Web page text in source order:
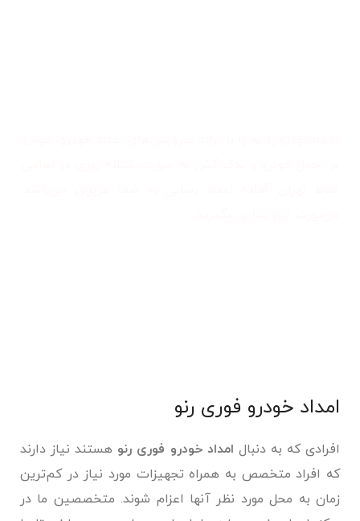
امداد خودرو فوری رنو
افرادی که به دنبال امداد خودرو فوری رنو هستند نیاز دارند
که افراد متخصص به همراه تجهیزات مورد نیاز در کم‌ترین
زمان به محل مورد نظر آنها اعزام شوند. متخصصین ما در